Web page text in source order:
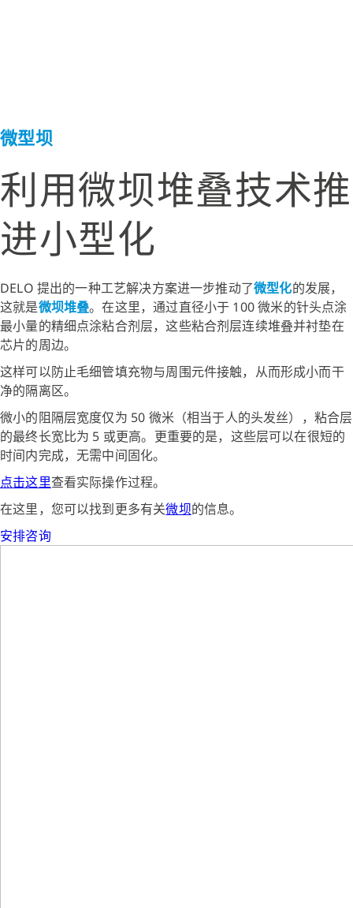
微型坝
利用微坝堆叠技术推
进小型化
DELO 提出的一种工艺解决方案进一步推动了微型化的发展，
这就是微坝堆叠。在这里，通过直径小于 100 微米的针头点涂
最小量的精细点涂粘合剂层，这些粘合剂层连续堆叠并衬垫在
芯片的周边。
这样可以防止毛细管填充物与周围元件接触，从而形成小而干
净的隔离区。
微小的阻隔层宽度仅为 50 微米（相当于人的头发丝），粘合层
的最终长宽比为 5 或更高。更重要的是，这些层可以在很短的
时间内完成，无需中间固化。
点击这里查看实际操作过程。
在这里，您可以找到更多有关微坝的信息。
安排咨询